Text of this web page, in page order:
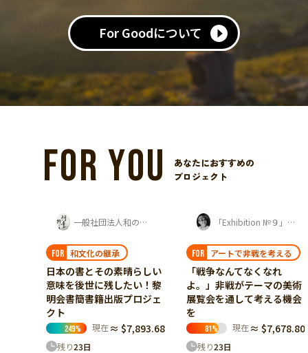
For Goodについて
FOR YOU
あなたにおすすめの
プロジェクト
一般社団法人和の道黎明会
FOR 和文化の継承
日本の書とその素晴らしい
意味を後世に残したい！黎
明会書簡書籍出版プロジェ
クト
249% 現在 ≈ $7,893.68
残り23日
「Exhibition №９」プロジェクト
FOR アートで非戦を考える
「戦争なんてなくなれ
よ。」非戦がテーマの美術
展覧会を通して考える機会
を
81% 現在 ≈ $7,678.80
残り23日